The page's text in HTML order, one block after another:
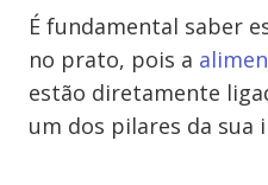
É fundamental saber
no prato, pois a
estão diretamente
um dos pilares da sua